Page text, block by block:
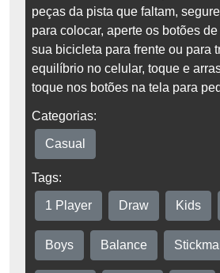
peças da pista que faltam,
para colocar, aperte os botões
sua bicicleta para frente ou para
equilíbrio no celular, toque e
toque nos botões na tela para
Categorias:
Casual
Tags:
1 Player Draw Kids
Boys Balance